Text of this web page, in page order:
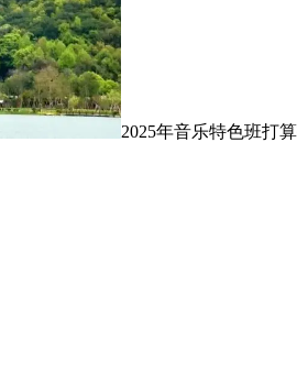
2025年音乐特色班打